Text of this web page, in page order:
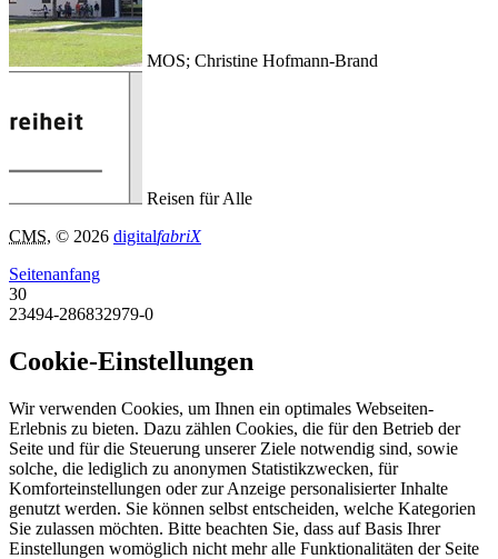
MOS; Christine Hofmann-Brand
Reisen für Alle
CMS, © 2026 digitalfabriX
Seitenanfang
30
23494-286832979-0
Cookie-Einstellungen
Wir verwenden Cookies, um Ihnen ein optimales Webseiten-
Erlebnis zu bieten. Dazu zählen Cookies, die für den Betrieb der
Seite und für die Steuerung unserer Ziele notwendig sind, sowie
solche, die lediglich zu anonymen Statistikzwecken, für
Komforteinstellungen oder zur Anzeige personalisierter Inhalte
genutzt werden. Sie können selbst entscheiden, welche Kategorien
Sie zulassen möchten. Bitte beachten Sie, dass auf Basis Ihrer
Einstellungen womöglich nicht mehr alle Funktionalitäten der Seite